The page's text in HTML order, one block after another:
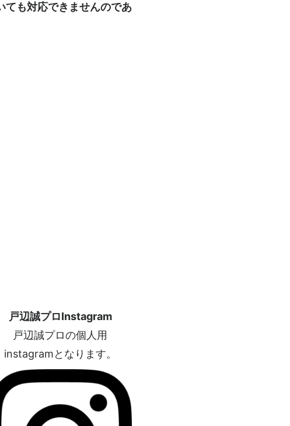
も対応できませんのであ
戸辺誠プロInstagram
戸辺誠プロの個人用
instagramとなります。